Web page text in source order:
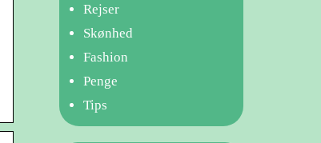
Rejser
Skønhed
Fashion
Penge
Tips